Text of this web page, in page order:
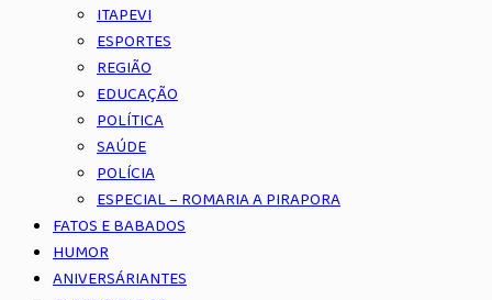
ITAPEVI
ESPORTES
REGIÃO
EDUCAÇÃO
POLÍTICA
SAÚDE
POLÍCIA
ESPECIAL – ROMARIA A PIRAPORA
FATOS E BABADOS
HUMOR
ANIVERSÁRIANTES